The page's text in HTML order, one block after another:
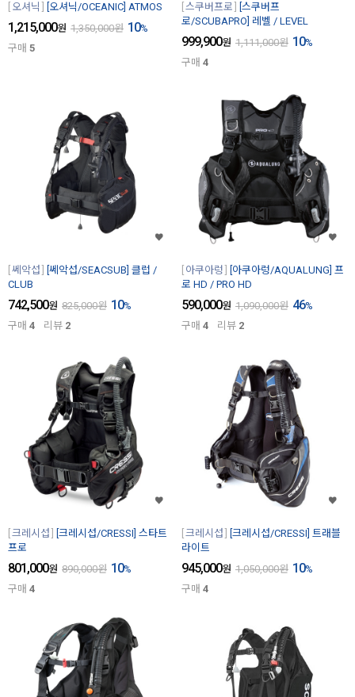
오셔닉 [오셔닉/OCEANIC] ATMOS
1,215,000원 1,350,000원 10%
구매 5
스쿠버프로
[스쿠버프
로/SCUBAPRO] 레벨 / LEVEL
999,900원 1,111,000원 10%
구매 4
쎄악섭
[쎄악섭/SEACSUB] 클럽 /
CLUB
742,500원 825,000원 10%
구매 4 리뷰 2
아쿠아렁
[아쿠아렁/AQUALUNG] 프
로 HD / PRO HD
590,000원 1,090,000원 46%
구매 4 리뷰 2
크레시섭
[크레시섭/CRESSI] 스타트
프로
801,000원 890,000원 10%
구매 4
크레시섭
[크레시섭/CRESSI] 트래블
라이트
945,000원 1,050,000원 10%
구매 4